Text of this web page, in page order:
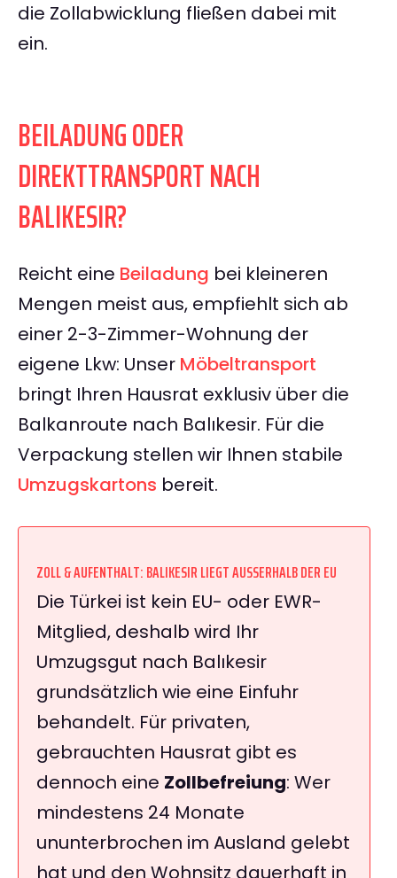
die Zollabwicklung fließen dabei mit
ein.
BEILADUNG ODER
DIREKTTRANSPORT NACH
BALIKESIR?
Reicht eine Beiladung bei kleineren
Mengen meist aus, empfiehlt sich ab
einer 2-3-Zimmer-Wohnung der
eigene Lkw: Unser Möbeltransport
bringt Ihren Hausrat exklusiv über die
Balkanroute nach Balıkesir. Für die
Verpackung stellen wir Ihnen stabile
Umzugskartons bereit.
ZOLL & AUFENTHALT: BALIKESIR LIEGT AUSSERHALB DER EU
Die Türkei ist kein EU- oder EWR-
Mitglied, deshalb wird Ihr
Umzugsgut nach Balıkesir
grundsätzlich wie eine Einfuhr
behandelt. Für privaten,
gebrauchten Hausrat gibt es
dennoch eine Zollbefreiung: Wer
mindestens 24 Monate
ununterbrochen im Ausland gelebt